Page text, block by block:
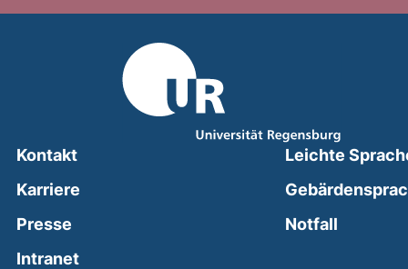
Kontakt
Karriere
Presse
Intranet(external link, opens in a new window)
Leichte
Notfall